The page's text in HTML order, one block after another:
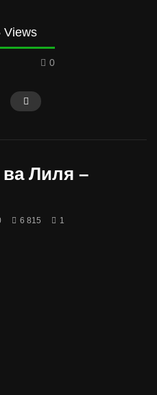
Views
0
Лиля –
6 815 1